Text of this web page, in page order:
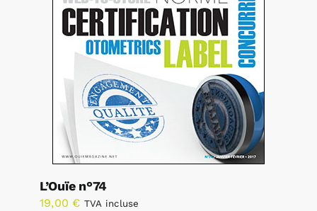
L’Ouïe n°74
19,00 € TVA incluse